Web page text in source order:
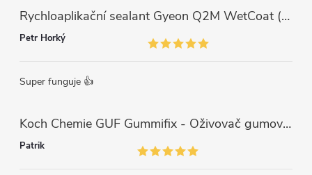
Rychloaplikační sealant Gyeon Q2M WetCoat (1 L)
Petr Horký
Super funguje 👍
Koch Chemie GUF Gummifix - Oživovač gumových koberců (1000ml)
Patrik